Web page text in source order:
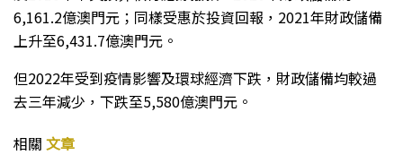
6,161.2億澳門元；同樣受惠於投資回報，2021年財政儲備
上升至6,431.7億澳門元。
但2022年受到疫情影響及環球經濟下跌，財政儲備均較過
去三年減少，下跌至5,580億澳門元。
相關 文章